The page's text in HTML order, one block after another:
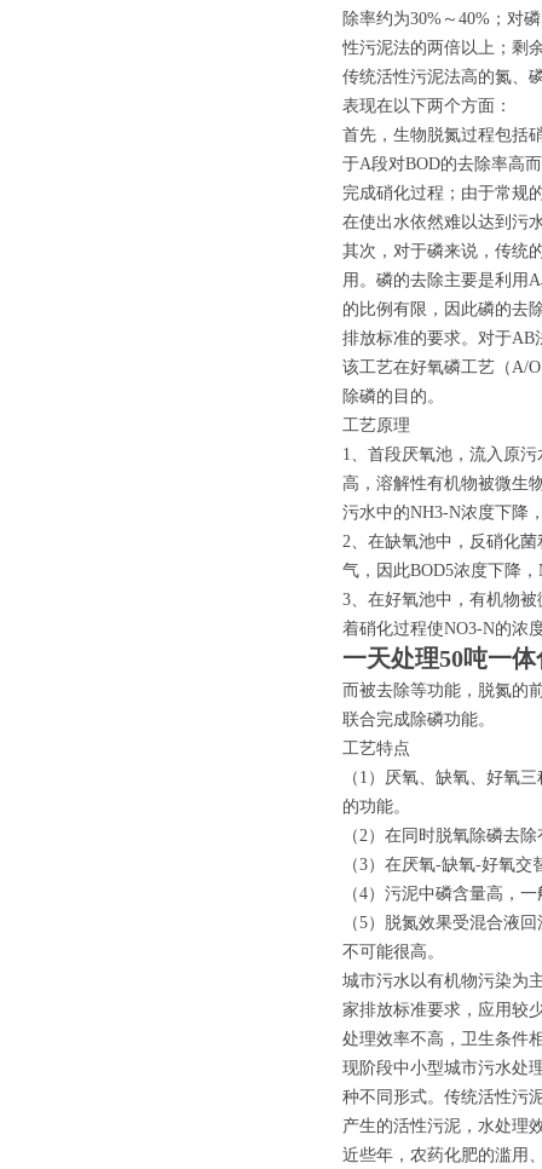
除率约为30%～40%；对
性污泥法的两倍以上；剩
传统活性污泥法高的氮、
表现在以下两个方面：
首先，生物脱氮过程包括
于A段对BOD的去除率高
完成硝化过程；由于常规
在使出水依然难以达到污
其次，对于磷来说，传统
用。磷的去除主要是利用
的比例有限，因此磷的去
排放标准的要求。对于AB
该工艺在好氧磷工艺（A/
除磷的目的。
工艺原理
1、首段厌氧池，流入原
高，溶解性有机物被微生
污水中的NH3-N浓度下降
2、在缺氧池中，反硝化
气，因此BOD5浓度下降
3、在好氧池中，有机物
着硝化过程使NO3-N的浓
一天处理50吨一
而被去除等功能，脱氮的
联合完成除磷功能。
工艺特点
（1）厌氧、缺氧、好氧
的功能。
（2）在同时脱氧除磷去
（3）在厌氧-缺氧-好氧
（4）污泥中磷含量高，
（5）脱氮效果受混合液
不可能很高。
城市污水以有机物污染为
家排放标准要求，应用较
处理效率不高，卫生条件
现阶段中小型城市污水处
种不同形式。传统活性污
产生的活性污泥，水处理
近些年，农药化肥的滥用